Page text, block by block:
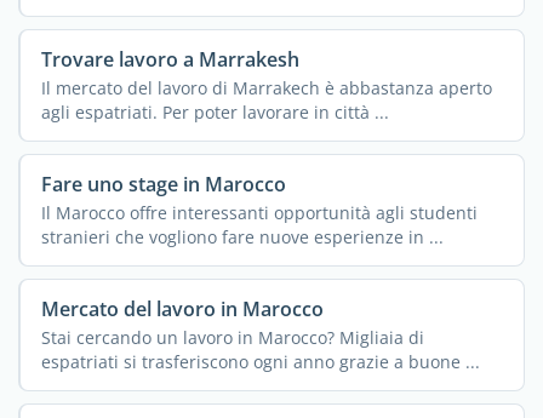
Trovare lavoro a Marrakesh
Il mercato del lavoro di Marrakech è abbastanza aperto
agli espatriati. Per poter lavorare in città ...
Fare uno stage in Marocco
Il Marocco offre interessanti opportunità agli studenti
stranieri che vogliono fare nuove esperienze in ...
Mercato del lavoro in Marocco
Stai cercando un lavoro in Marocco? Migliaia di
espatriati si trasferiscono ogni anno grazie a buone ...